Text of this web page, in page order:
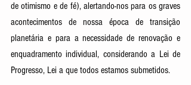
de otimismo e de fé), alertando-nos para os graves
acontecimentos de nossa época de transição
planetária e para a necessidade de renovação e
enquadramento individual, considerando a Lei de
Progresso, Lei a que todos estamos submetidos.